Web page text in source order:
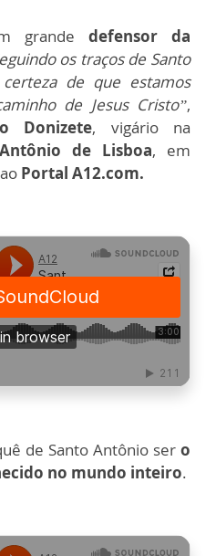
grandedefensor da
os traços de Santo
de que estamos
de Jesus Cristo”,
Donizete, vigário na
de Lisboa, em
Portal A12.com.
de Santo Antônio ser o
no mundo inteiro.